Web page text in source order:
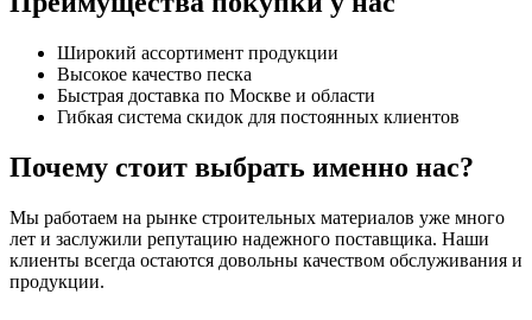
Широкий ассортимент продукции
Высокое качество песка
Быстрая доставка по Москве и области
Гибкая система скидок для постоянных клиентов
Почему стоит выбрать именно нас?
Мы работаем на рынке строительных материалов уже много
лет и заслужили репутацию надежного поставщика. Наши
клиенты всегда остаются довольны качеством обслуживания и
продукции.